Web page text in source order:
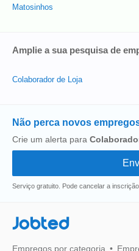
Matosinhos
Amplie a sua pesquisa de
Colaborador de Loja
Não perca novos
Crie um alerta para
Serviço gratuito. Pode cancelar a
Jobted
Empregos por categoria